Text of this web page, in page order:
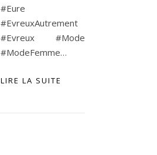
#Eure
#EvreuxAutrement
#Evreux #Mode
#ModeFemme…
LIRE LA SUITE